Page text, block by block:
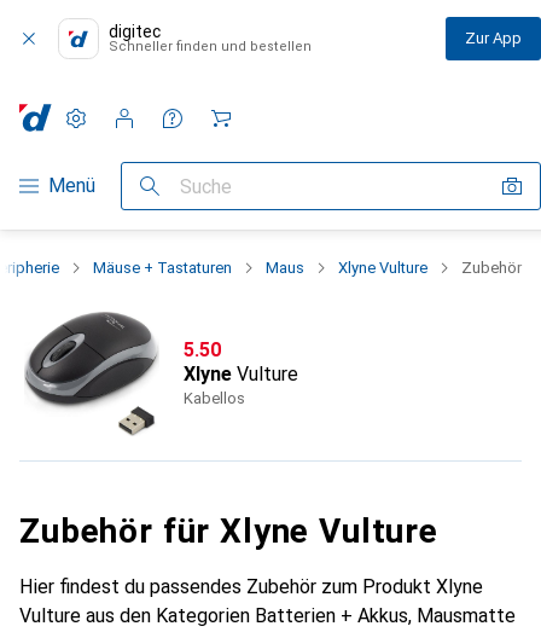
digitec
Schneller finden und bestellen Zur App
Navigation nach Kategorien
Menü Suche
Einstellungen
Kundenkonto
Vergleichslisten
Merklisten
Warenkorb
Mäuse + Tastaturen Maus Xlyne Vulture Zubehör
CHF
5.50
Xlyne Vulture
Kabellos
Zubehör für Xlyne Vulture
Hier findest du passendes Zubehör zum Produkt Xlyne
Vulture aus den Kategorien Batterien + Akkus, Mausmatte